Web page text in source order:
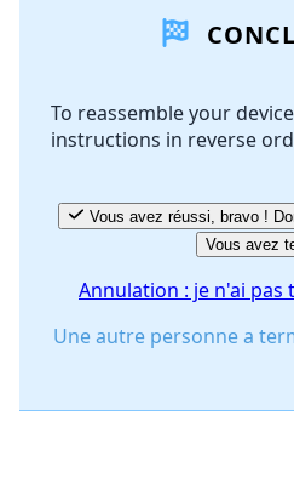
Ajouter un commentaire
Annuler
To reassemble your
instructions in reverse
Vous avez réussi, bravo !
Vous avez
Annulation : je n'ai
Une autre personne a